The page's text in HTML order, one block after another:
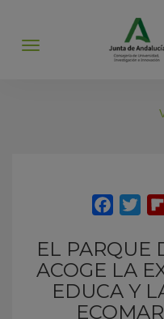
Abrir
EL PARQUE
ACOGE LA
EDUCA Y